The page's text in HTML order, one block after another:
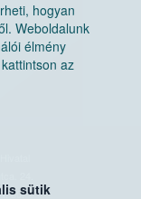
hogyan
Weboldalunk
élmény
az
sütik
30.